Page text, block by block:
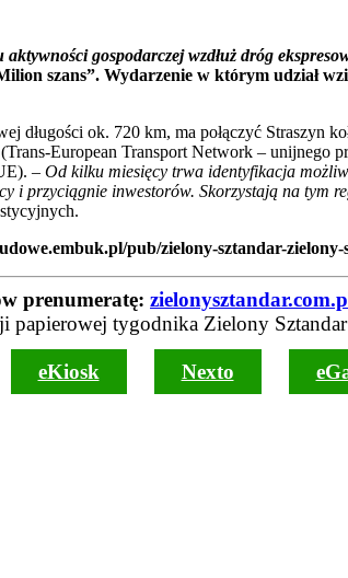
gospodarczej wzdłuż dróg
szans”. Wydarzenie w którym udział
długości ok. 720 km, ma połączyć
European Transport Network – unijnego
– Od kilku miesięcy trwa identyfikacja
i przyciągnie inwestorów. Skorzystają na tym
pub/zielony-sztandar-zielony-
prenumeratę:
papierowej tygodnika Zielony
eKiosk Nexto